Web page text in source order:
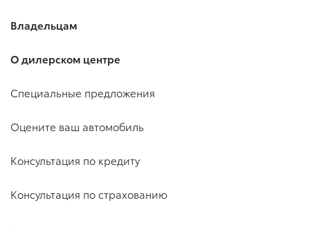
Владельцам
О дилерском центре
Специальные предложения
Оцените ваш автомобиль
Консультация по кредиту
Консультация по страхованию